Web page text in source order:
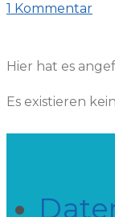
1 Kommentar
Hier hat es
Es existieren